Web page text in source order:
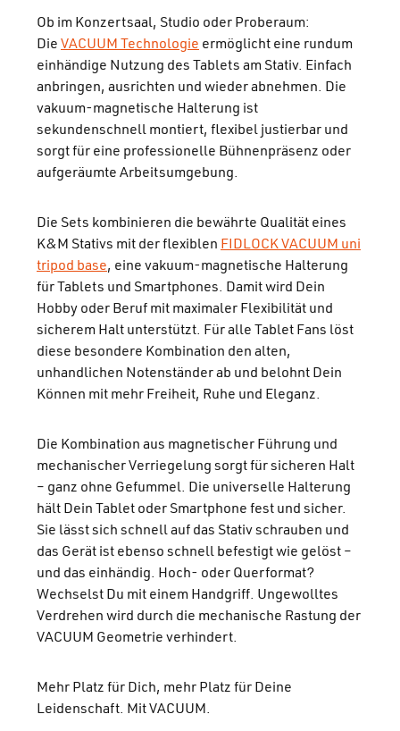
Ob im Konzertsaal, Studio oder Proberaum:
Die VACUUM Technologie ermöglicht eine rundum
einhändige Nutzung des Tablets am Stativ. Einfach
anbringen, ausrichten und wieder abnehmen. Die
vakuum-magnetische Halterung ist
sekundenschnell montiert, flexibel justierbar und
sorgt für eine professionelle Bühnenpräsenz oder
aufgeräumte Arbeitsumgebung.
Die Sets kombinieren die bewährte Qualität eines
K&M Stativs mit der flexiblen FIDLOCK VACUUM uni
tripod base, eine vakuum-magnetische Halterung
für Tablets und Smartphones. Damit wird Dein
Hobby oder Beruf mit maximaler Flexibilität und
sicherem Halt unterstützt. Für alle Tablet Fans löst
diese besondere Kombination den alten,
unhandlichen Notenständer ab und belohnt Dein
Können mit mehr Freiheit, Ruhe und Eleganz.
Die Kombination aus magnetischer Führung und
mechanischer Verriegelung sorgt für sicheren Halt
– ganz ohne Gefummel. Die universelle Halterung
hält Dein Tablet oder Smartphone fest und sicher.
Sie lässt sich schnell auf das Stativ schrauben und
das Gerät ist ebenso schnell befestigt wie gelöst –
und das einhändig. Hoch- oder Querformat?
Wechselst Du mit einem Handgriff. Ungewolltes
Verdrehen wird durch die mechanische Rastung der
VACUUM Geometrie verhindert.
Mehr Platz für Dich, mehr Platz für Deine
Leidenschaft. Mit VACUUM.